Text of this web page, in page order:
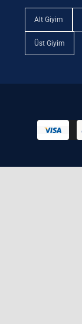
Alt Giyim
Üst Giyim